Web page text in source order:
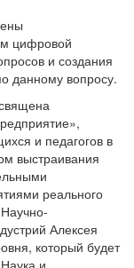
цифровой
и создания
данному вопросу.
и педагогов в
выстраивания
реального
Алексея
который будет